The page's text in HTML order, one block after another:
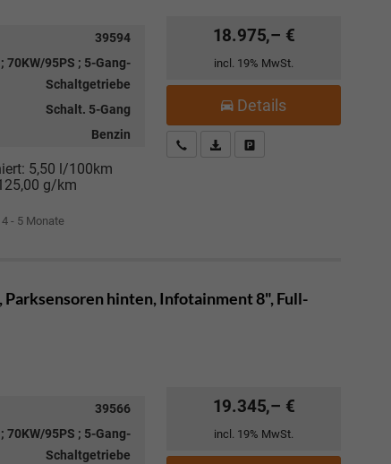
39594
70KW/95PS ; 5-Gang-
Schaltgetriebe
Schalt. 5-Gang
Benzin
5,50 l/100km
g/km
- 5 Monate
18.975,– €
incl. 19% MwSt.
Details
Kostenloser Rückruf-Service
PDF-Datei, Fahrzeugexposé
Parksensoren hinten, Infotainment 8", Full-
39566
70KW/95PS ; 5-Gang-
Schaltgetriebe
19.345,– €
incl. 19% MwSt.